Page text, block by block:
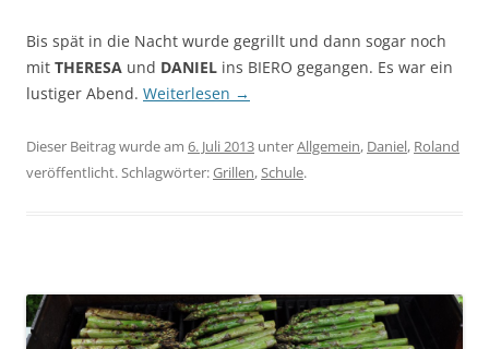
Bis spät in die Nacht wurde gegrillt und dann sogar noch
mit THERESA und DANIEL ins BIERO gegangen. Es war ein
lustiger Abend. Weiterlesen →
Dieser Beitrag wurde am 6. Juli 2013 unterAllgemein, Daniel, Roland
veröffentlicht. Schlagwörter:Grillen,Schule.